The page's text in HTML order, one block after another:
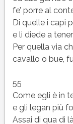
fe’ porre al
Di quelle i capi
e li diede a
Per quella via
cavallo o bue,
55
Come egli è in
e gli legan più
Assai di qua di